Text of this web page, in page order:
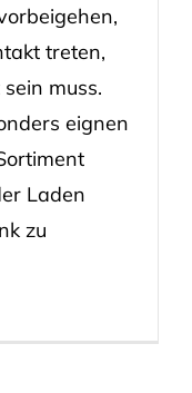
treten,
muss.
eignen
Laden
zu